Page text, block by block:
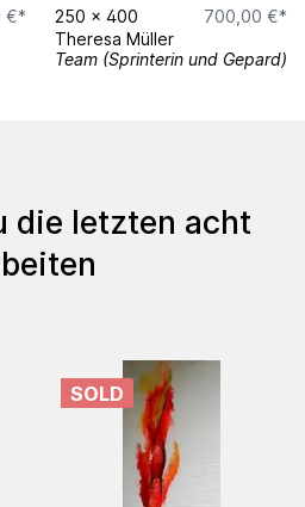
€*
250 x 400
700,00 €*
Theresa Müller
Team (Sprinterin und Gepard)
die letzten acht
SOLD